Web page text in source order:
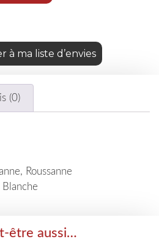
à ma liste d’envies
(0)
Roussanne
être aussi…